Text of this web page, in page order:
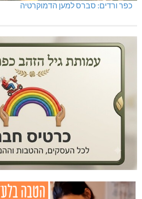
כפר ורדים: סברס למען הדמוקרטיה